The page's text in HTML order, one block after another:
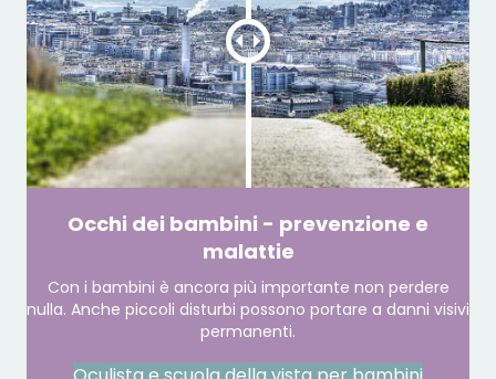
Occhi dei bambini - prevenzione e
malattie
Con i bambini è ancora più importante non perdere
nulla. Anche piccoli disturbi possono portare a danni visivi
permanenti.